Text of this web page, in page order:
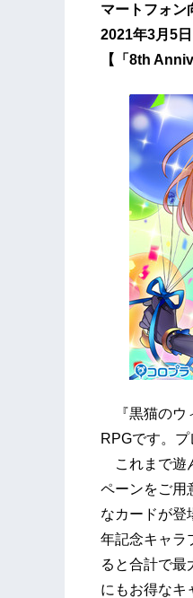
マートフォン
2021年3月5
【「8th
『黒猫のウ
RPGです。
これまで遊
ペーンをご用
なカードが登
年記念キャラ
ると合計で最
にもお得なキ